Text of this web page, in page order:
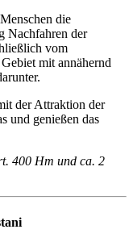
die
Nachfahren der
vom
mit annähernd
der Attraktion der
und genießen das
400 Hm und ca. 2